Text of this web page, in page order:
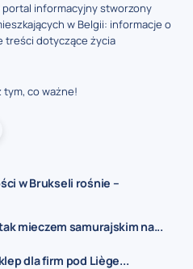
informacyjny stworzony
w Belgii: informacje o
treści dotyczące życia
tym, co ważne!
w Brukseli rośnie –
mieczem samurajskim na...
dla firm pod Liège...